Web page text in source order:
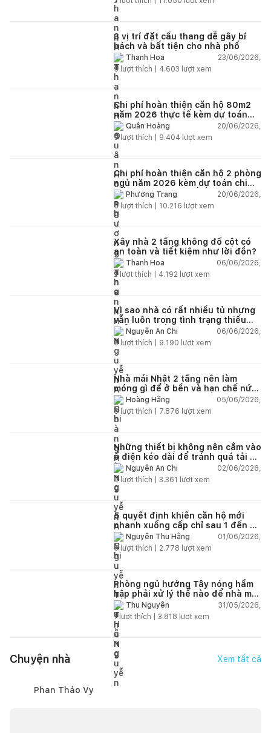
3 vị trí đặt cầu thang dễ gây bí
bách và bất tiện cho nhà phố
Thanh Hoa
23/06/2026,
5 lượt thích | 4.603 lượt xem
Chi phí hoàn thiện căn hộ 80m2
năm 2026 thực tế kèm dự toán
chi tiết từng hạng mục
Quân Hoàng
20/06/2026,
9lượt thích | 9.404 lượt xem
Chi phí hoàn thiện căn hộ 2 phòng
ngủ năm 2026 kèm dự toán chi
tiết và ví dụ thực tế
Phương Trang
20/06/2026,
5 lượt thích | 10.216 lượt xem
Xây nhà 2 tầng không đổ cột có
an toàn và tiết kiệm như lời đồn?
Thanh Hoa
06/06/2026,
2lượt thích | 4.192 lượt xem
Vì sao nhà có rất nhiều tủ nhưng
vẫn luôn trong tình trạng thiếu
chỗ chứa đồ?
Nguyễn An Chi
06/06/2026,
5lượt thích | 9.190 lượt xem
Nhà mái Nhật 2 tầng nên làm
móng gì để ở bền và hạn chế nứt
lún?Hoàng Hằng
05/06/2026,
5lượt thích | 7.876 lượt xem
Những thiết bị không nên cắm vào
ổ điện kéo dài để tránh quá tải và
chập cháy trong nhà
Nguyễn An Chi
02/06/2026,
9lượt thích | 3.361 lượt xem
5 quyết định khiến căn hộ mới
nhanh xuống cấp chỉ sau 1 đến 2
nămNguyễn Thu Hằng
01/06/2026,
5lượt thích | 2.778 lượt xem
Phòng ngủ hướng Tây nóng hầm
hập phải xử lý thế nào để nhà mát
hơn?Thu Nguyễn
31/05/2026,
1lượt thích | 3.818 lượt xem
Chuyện nhà Xem tất cả
Phan Thảo Vy